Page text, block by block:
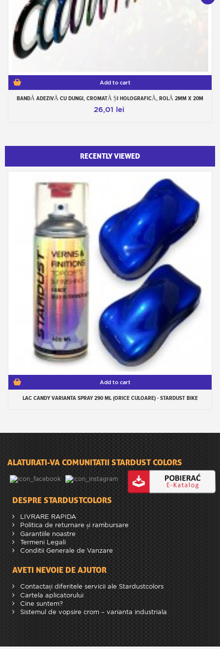
Add to cart
BANDĂ ADEZIVĂ CU DUNGI, CROMATĂ ȘI HOLOGRAFICĂ, ROLĂ 2MM X 20M
26,01 lei
RECENTLY VIEWED
Add to cart
LAC CANDY VARIANTA SPRAY 290 ML (ORICE CULOARE) - STARDUST BIKE
ALATURATI-VA COMUNITATII STARDUST COLORS
DESPRE STARDUSTCOLORS
LIVRARE RAPIDA
Politica de returnare și rambursare
Garantiile noastre
Termeni Legali
Conditii Generale de Vanzare
AVETI NEVOIE DE AJUTOR
Contactați diferitele servicii ale Stardustcolors
Cartela aplicatorului
Cine suntem?
Sistemul de vopsire crom – varianta industriala